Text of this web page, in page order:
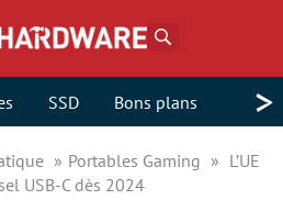
SSD Bons plans >
Portables Gaming
L’UE
USB-C dès 2024